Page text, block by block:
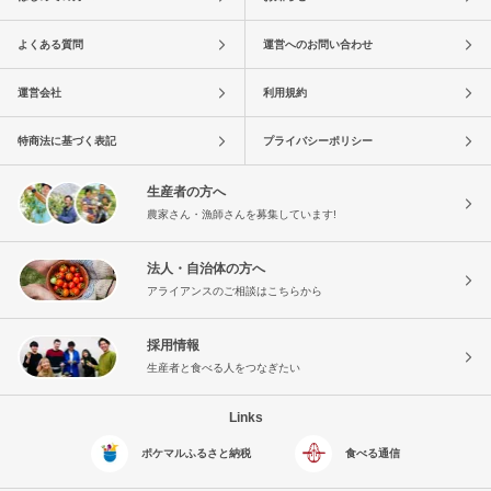
よくある質問 運営へのお問い合わせ
運営会社 利用規約
特商法に基づく表記 プライバシーポリシー
生産者の方へ
農家さん・漁師さんを募集しています!
法人・自治体の方へ
アライアンスのご相談はこちらから
採用情報
生産者と食べる人をつなぎたい
Links
ポケマルふるさと納税 食べる通信